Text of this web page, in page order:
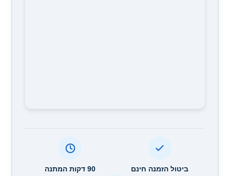
ביטול הזמנה חינם 90 דקות המתנה